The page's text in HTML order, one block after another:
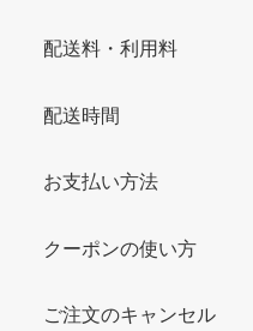
配送料・利用料
配送時間
お支払い方法
クーポンの使い方
ご注文のキャンセル